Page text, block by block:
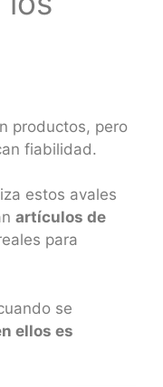
productos, pero
fiabilidad.
estos avales
artículos de
para
se
ellos es